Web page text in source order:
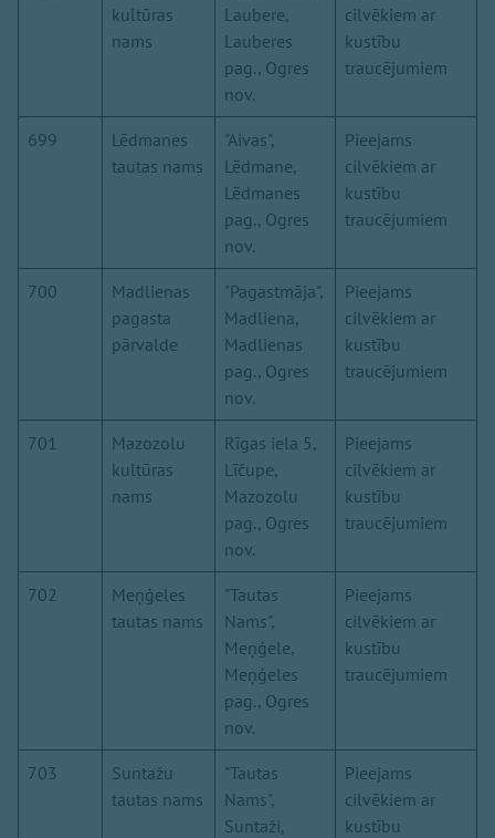
kultūras
nams
Laubere,
Lauberes
pag., Ogres
nov.
cilvēkiem ar
kustību
traucējumiem
699
Lēdmanes
tautas nams
"Aivas",
Lēdmane,
Lēdmanes
pag., Ogres
nov.
Pieejams
cilvēkiem ar
kustību
traucējumiem
700
Madlienas
pagasta
pārvalde
"Pagastmāja",
Madliena,
Madlienas
pag., Ogres
nov.
Pieejams
cilvēkiem ar
kustību
traucējumiem
701
Mazozolu
kultūras
nams
Rīgas iela 5,
Līčupe,
Mazozolu
pag., Ogres
nov.
Pieejams
cilvēkiem ar
kustību
traucējumiem
702
Meņģeles
tautas nams
"Tautas
Nams",
Meņģele,
Meņģeles
pag., Ogres
nov.
Pieejams
cilvēkiem ar
kustību
traucējumiem
703
Suntažu
tautas nams
"Tautas
Nams",
Suntaži,
Pieejams
cilvēkiem ar
kustību